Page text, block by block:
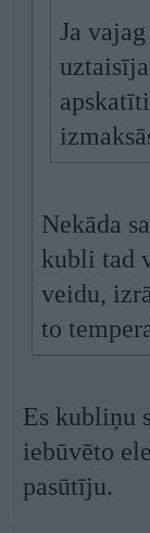
Ja
Nekāda
kubli tad
veidu,
to
Es kubliņu
iebūvēto
pasūtīju.